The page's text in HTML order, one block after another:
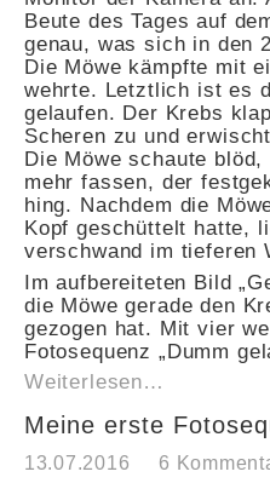
Beute des Tages auf
genau, was sich in den
Die Möwe kämpfte mit
wehrte. Letztlich ist es
gelaufen. Der Krebs
Scheren zu und
Die Möwe schaute
mehr fassen, der
hing. Nachdem die
Kopf geschüttelt hatte,
verschwand im tieferen
Im aufbereiteten Bild
die Möwe gerade den
gezogen hat. Mit vier
Fotosequenz „Dumm
Weiterlesen…
Meine erste
13.07.2016 6